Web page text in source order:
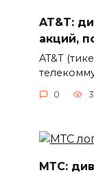
AT&T:
акций,
AT&T
0
МТС: